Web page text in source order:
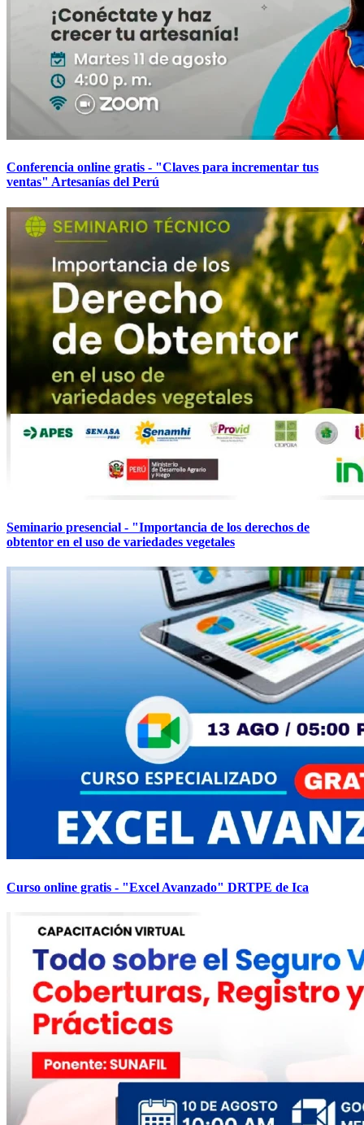
Conferencia online gratis - "Claves para incrementar tus
ventas" Artesanías del Perú
Seminario presencial - "Importancia de los derechos de
obtentor en el uso de variedades vegetales
Curso online gratis - "Excel Avanzado" DRTPE de Ica